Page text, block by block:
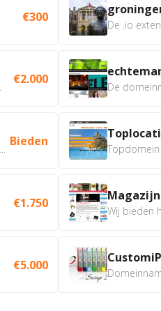
€300
€2.000
Bieden
€1.750
€5.000
De .io
De
Topdomein
Wij bieden